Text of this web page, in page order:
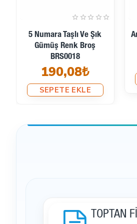
Bayan Yüzü Altın Renk
Madalya Tipi Broş
BRS0008
195,84₺
SEPETE EKLE
TOPTAN